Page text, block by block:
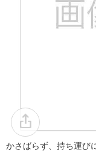
かさばらず、持ち運び